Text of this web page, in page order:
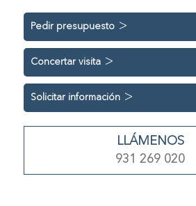
Pedir presupuesto
Concertar visita
Solicitar información
LLÁMENOS
931 269 020